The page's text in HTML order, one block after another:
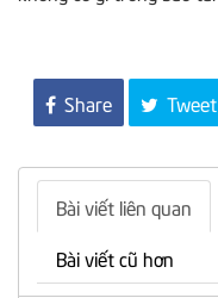
Share Tweet
Bài viết liên quan
Bài viết cũ hơn